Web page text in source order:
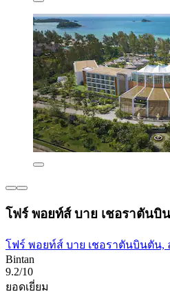
โฟร์ พอยท์ส์ บาย เชอราตันบิ
โฟร์ พอยท์ส์ บาย เชอราตันบินตัน,
Bintan
9.2/10
ยอดเยี่ยม